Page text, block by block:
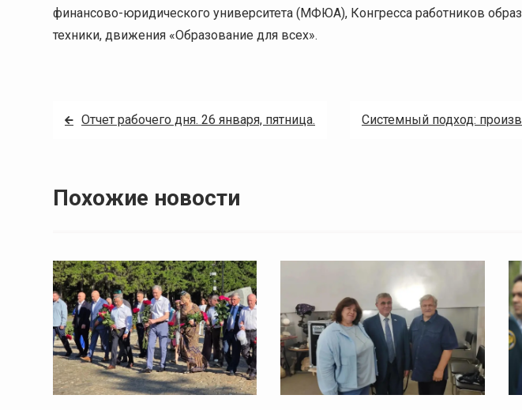
финансово-юридического университета (МФЮА), Конгресса работников
техники, движения «Образование для всех».
Навигация
Отчет рабочего дня. 26 января, пятница. Системный подход:
Похожие новости